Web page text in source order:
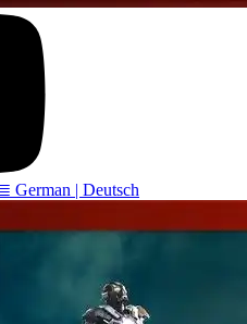
German | Deutsch